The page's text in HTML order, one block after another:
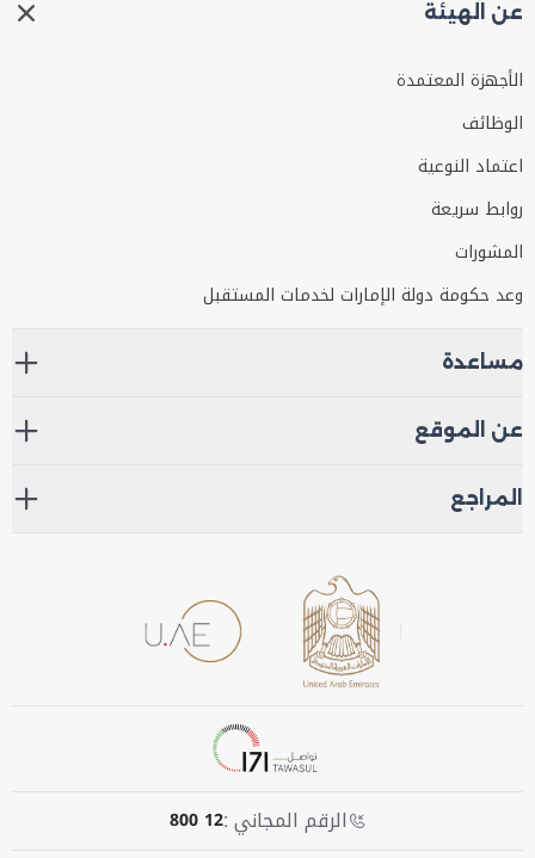
عن الهيئة
الأجهزة المعتمدة
الوظائف
اعتماد النوعية
روابط سريعة
المشورات
وعد حكومة دولة الإمارات لخدمات المستقبل
مساعدة
عن الموقع
المراجع
الرقم المجاني :800 12